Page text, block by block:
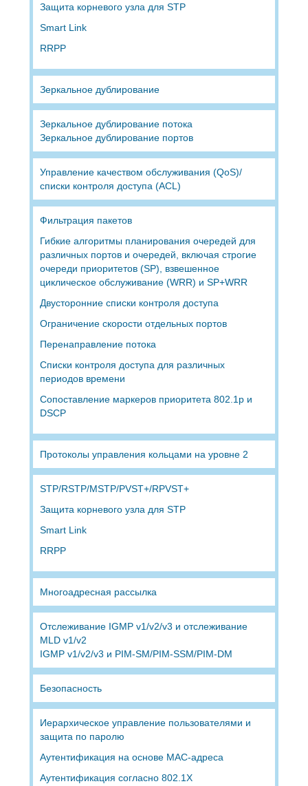
Защита корневого узла для STP
Smart Link
RRPP
Зеркальное дублирование
Зеркальное дублирование потока
Зеркальное дублирование портов
Управление качеством обслуживания (QoS)/
списки контроля доступа (ACL)
Фильтрация пакетов
Гибкие алгоритмы планирования очередей для
различных портов и очередей, включая строгие
очереди приоритетов (SP), взвешенное
циклическое обслуживание (WRR) и SP+WRR
Двусторонние списки контроля доступа
Ограничение скорости отдельных портов
Перенаправление потока
Списки контроля доступа для различных
периодов времени
Сопоставление маркеров приоритета 802.1p и
DSCP
Протоколы управления кольцами на уровне 2
STP/RSTP/MSTP/PVST+/RPVST+
Защита корневого узла для STP
Smart Link
RRPP
Многоадресная рассылка
Отслеживание IGMP v1/v2/v3 и отслеживание
MLD v1/v2
IGMP v1/v2/v3 и PIM-SM/PIM-SSM/PIM-DM
Безопасность
Иерархическое управление пользователями и
защита по паролю
Аутентификация на основе MAC-адреса
Аутентификация согласно 802.1X